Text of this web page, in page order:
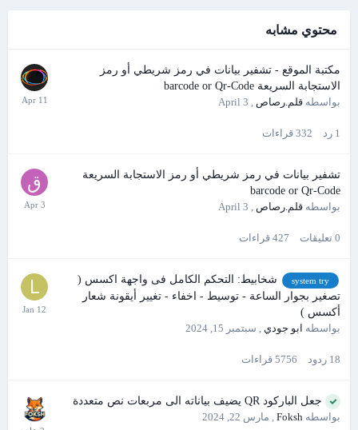
محتوي مشابه
مكتبة الموقع - تشفير بيانات في رمز شريطي أو رمز
الاستجابة السريعة barcode or Qr-Code
بواسطه قلم.رصاص ,
April 3
1 رد 332 قراءات
تشفير بيانات في رمز شريطي أو رمز الاستجابة السريعة
barcode or Qr-Code
بواسطه قلم.رصاص ,
April 3
0 تعليقات 427 قراءات
system try
شخابيط: التحكم الكامل فى واجهة اكسس (
تصغير بجوار الساعة - توسيط - اخفاء - تغيير أيقونة شعار
أكسس )
بواسطه ابو جودي, سبتمبر 15, 2024
18 ردود 5756 قراءات
جعل الباركود QR يضيف بياناته الى مربعات نص متعددة
بواسطه Foksh
, مارس 22, 2024